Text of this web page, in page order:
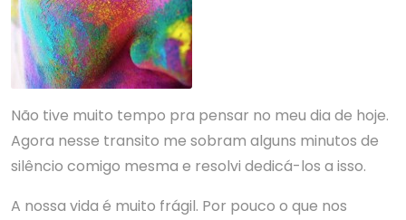
Não tive muito tempo pra pensar no meu dia de hoje.
Agora nesse transito me sobram alguns minutos de
silêncio comigo mesma e resolvi dedicá-los a isso.
A nossa vida é muito frágil. Por pouco o que nos